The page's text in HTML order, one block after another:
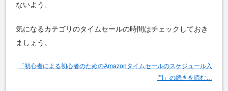
ないよう、
気になるカテゴリのタイムセールの時間はチェックしておき
ましょう。
「初心者による初心者のためのAmazonタイムセールのスケジュール入
門」の続きを読む…